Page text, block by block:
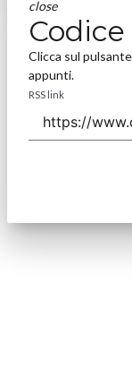
close
Codice
Clicca sul
appunti.
RSS link